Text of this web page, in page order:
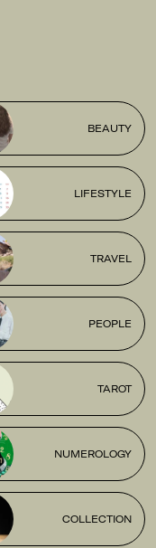
BEAUTY
LIFESTYLE
TRAVEL
PEOPLE
TAROT
NUMEROLOGY
COLLECTION